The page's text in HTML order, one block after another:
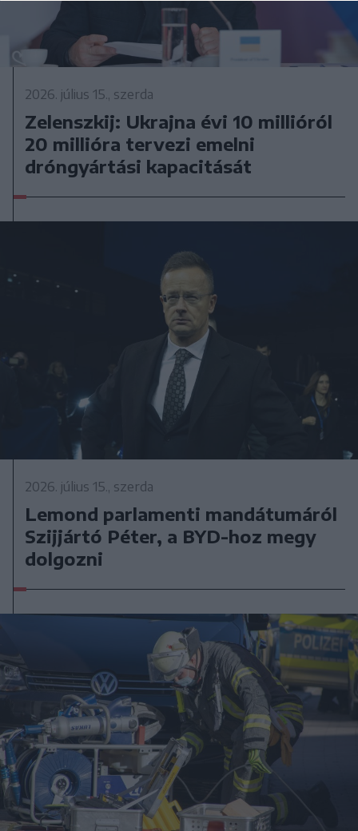
2026. július 15., szerda
Zelenszkij: Ukrajna évi 10 millióról
20 millióra tervezi emelni
dróngyártási kapacitását
2026. július 15., szerda
Lemond parlamenti mandátumáról
Szijjártó Péter, a BYD-hoz megy
dolgozni